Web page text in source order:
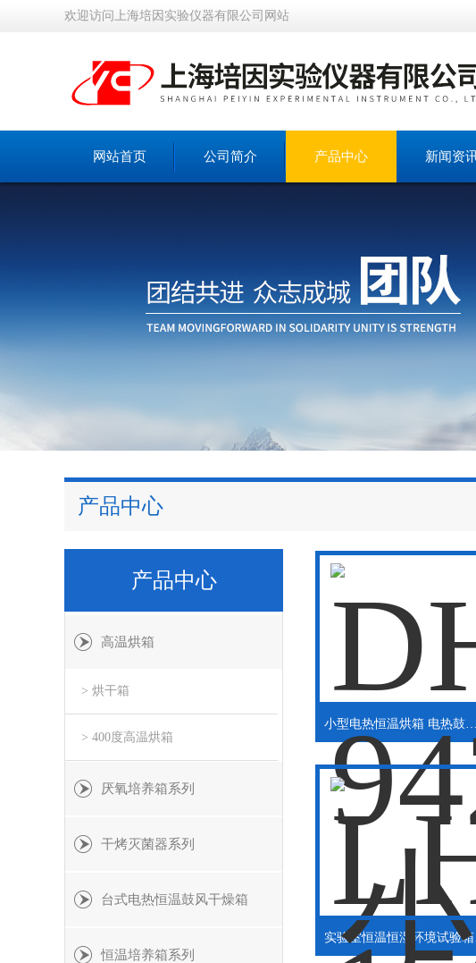
欢迎访问上海培因实验仪器有限公司网站
网站首页 公司简介 产品中心 新闻资
产品中心
产品中心
高温烘箱
> 烘干箱
> 400度高温烘箱
厌氧培养箱系列
干烤灭菌器系列
台式电热恒温鼓风干燥箱
恒温培养箱系列
小型电热恒温烘箱 电热鼓风干燥箱
实